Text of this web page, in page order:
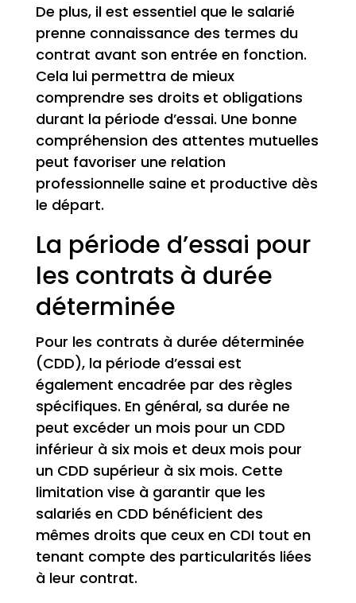
De plus, il est essentiel que le salarié
prenne connaissance des termes du
contrat avant son entrée en fonction.
Cela lui permettra de mieux
comprendre ses droits et obligations
durant la période d’essai. Une bonne
compréhension des attentes mutuelles
peut favoriser une relation
professionnelle saine et productive dès
le départ.
La période d’essai pour
les contrats à durée
déterminée
Pour les contrats à durée déterminée
(CDD), la période d’essai est
également encadrée par des règles
spécifiques. En général, sa durée ne
peut excéder un mois pour un CDD
inférieur à six mois et deux mois pour
un CDD supérieur à six mois. Cette
limitation vise à garantir que les
salariés en CDD bénéficient des
mêmes droits que ceux en CDI tout en
tenant compte des particularités liées
à leur contrat.